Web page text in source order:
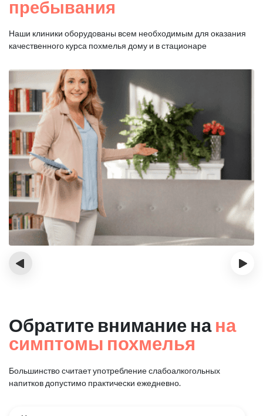
пребывания
Наши клиники оборудованы всем необходимым для оказания
качественного курса похмелья дому и в стационаре
‹ ›
Обратите внимание нана
симптомы похмелья
Большинство считает употребление слабоалкогольных
напитков допустимо практически ежедневно.